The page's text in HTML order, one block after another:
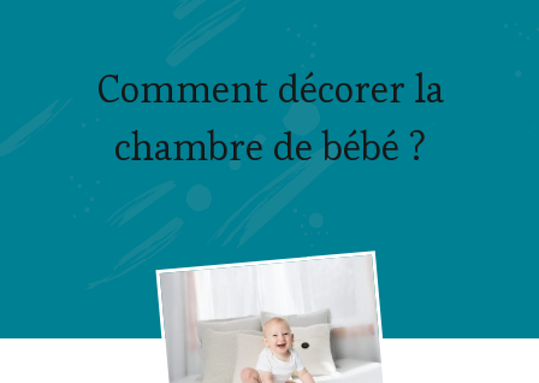
Comment décorer la
chambre de bébé ?